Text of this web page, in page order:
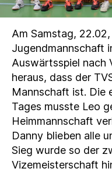
Am Samstag,
Jugendmannschaft
Auswärtsspiel nach
heraus, dass der
Mannschaft ist. Die
Tages musste Leo
Heimmannschaft
Danny blieben alle
Sieg wurde so der
Vizemeisterschaft